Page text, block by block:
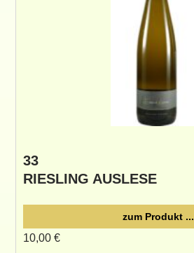
33
RIESLING AUSLESE
10,00 €
zum Produkt ...